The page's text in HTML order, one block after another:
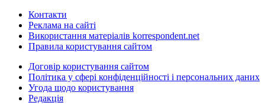
Контакти
Реклама на сайті
Використання матеріалів korrespondent.net
Правила користування сайтом
Договір користування сайтом
Політика у сфері конфіденційності і персональних даних
Угода щодо користування
Редакція